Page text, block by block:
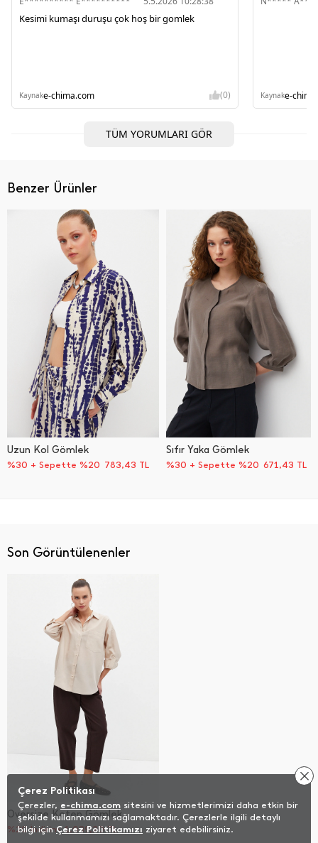
Kesimi kumaşı duruşu çok hoş bir gomlek
Kaynake-chima.com (0) Kaynake-
TÜM YORUMLARI GÖR
Benzer Ürünler
Uzun Kol Gömlek
%30 + Sepette %20 783,43 TL
Sıfır Yaka Gömlek
%30 + Sepette %20 671,43 TL
Son Görüntülenenler
Oversize Keten Gömlek
%20 İndirim 1.039,20TL
Çerez Politikası
Çerezler, e-chima.com sitesini ve hizmetlerimizi daha etkin bir
şekilde kullanmamızı sağlamaktadır. Çerezlerle ilgili detaylı
bilgi içinÇerez Politikamızı ziyaret edebilirsiniz.